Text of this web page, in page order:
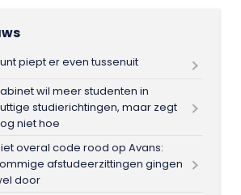
piept er even tussenuit
wil meer studenten in
studierichtingen, maar zegt
niet hoe
overal code rood op Avans:
afstudeerzittingen gingen
door